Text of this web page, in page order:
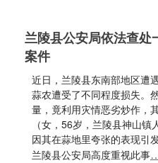
兰陵县公安局依法查处
案件
近日，兰陵县东南部地区遭
蒜农遭受了不同程度损失。
量，竟利用灾情恶劣炒作，
（女，56岁，兰陵县神山
因其在蒜地里夸张的表现引
兰陵县公安局高度重视此事